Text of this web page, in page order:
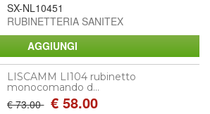
SX-NL10451
RUBINETTERIA SANITEX
LISCAMM LI104 rubinetto
monocomando d...
€ 73.00 € 58.00